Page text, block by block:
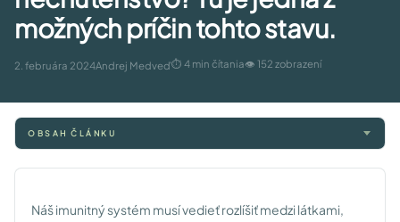
možných príčin tohto stavu.
2. februára 2024Andrej Medveď⏱ 4 min čítania👁 152 zobrazení
OBSAH ČLÁNKU
Náš imunitný systém musí vedieť rozlíšiť medzi látkami,